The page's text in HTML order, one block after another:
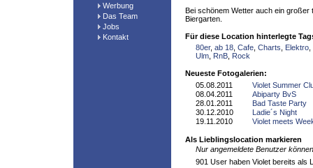
Werbung
Das Team
Jobs
Kontakt
Bei schönem Wetter auch ein großer
Biergarten.
Für diese Location hinterlegte
80er, ab 18 Cafe Charts Elektro
Ulm RnB Rock
Neueste Fotogalerien:
05.08.2011
Violet Summer
08.04.2011
Abiparty BvS
28.01.2011
Bad Taste Party
30.12.2010
Ladie´s Night
19.11.2010
Violet meets
Als Lieblingslocation markieren
Nur angemeldete Benutzer
901 User haben Violet bereits als